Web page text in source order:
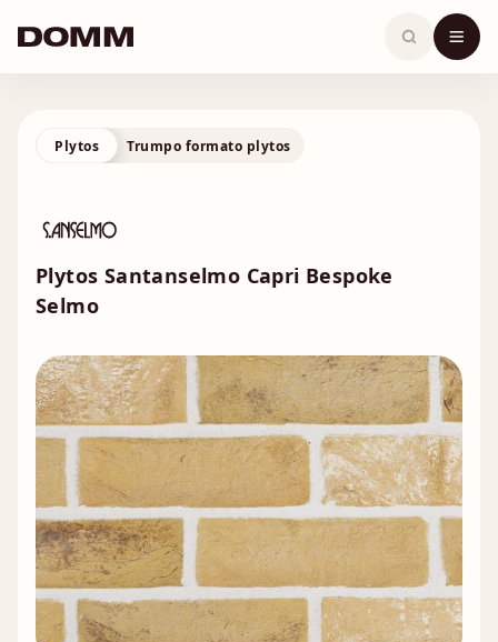
content
Plytos Trumpo formato plytos
Plytos Santanselmo Capri Bespoke
Selmo